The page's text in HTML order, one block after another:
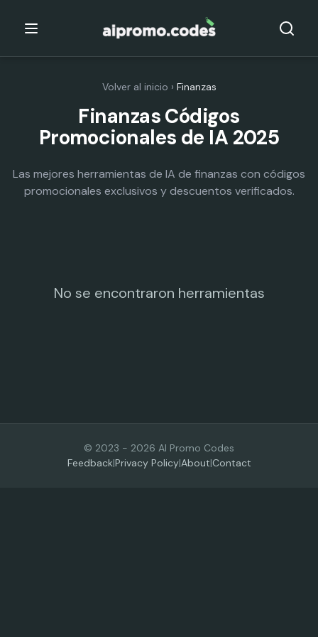
Volver al inicio › Finanzas
Finanzas Códigos
Promocionales de IA 2025
Las mejores herramientas de IA de finanzas con códigos
promocionales exclusivos y descuentos verificados.
No se encontraron herramientas
© 2023 - 2026 AI Promo Codes
Feedback|Privacy Policy|About|Contact